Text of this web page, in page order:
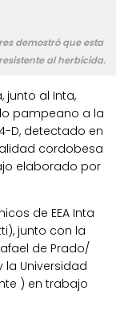
demostró que esta
al herbicida.
junto al Inta,
pampeano a la
D, detectado en
cordobesa
elaborado por
de EEA Inta
junto con la
de Prado/
la Universidad
) en trabajo